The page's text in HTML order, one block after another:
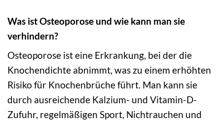
Was ist Osteoporose und wie kann man sie
verhindern?
Osteoporose ist eine Erkrankung, bei der die
Knochendichte abnimmt, was zu einem erhöhten
Risiko für Knochenbrüche führt. Man kann sie
durch ausreichende Kalzium- und Vitamin-D-
Zufuhr, regelmäßigen Sport, Nichtrauchen und